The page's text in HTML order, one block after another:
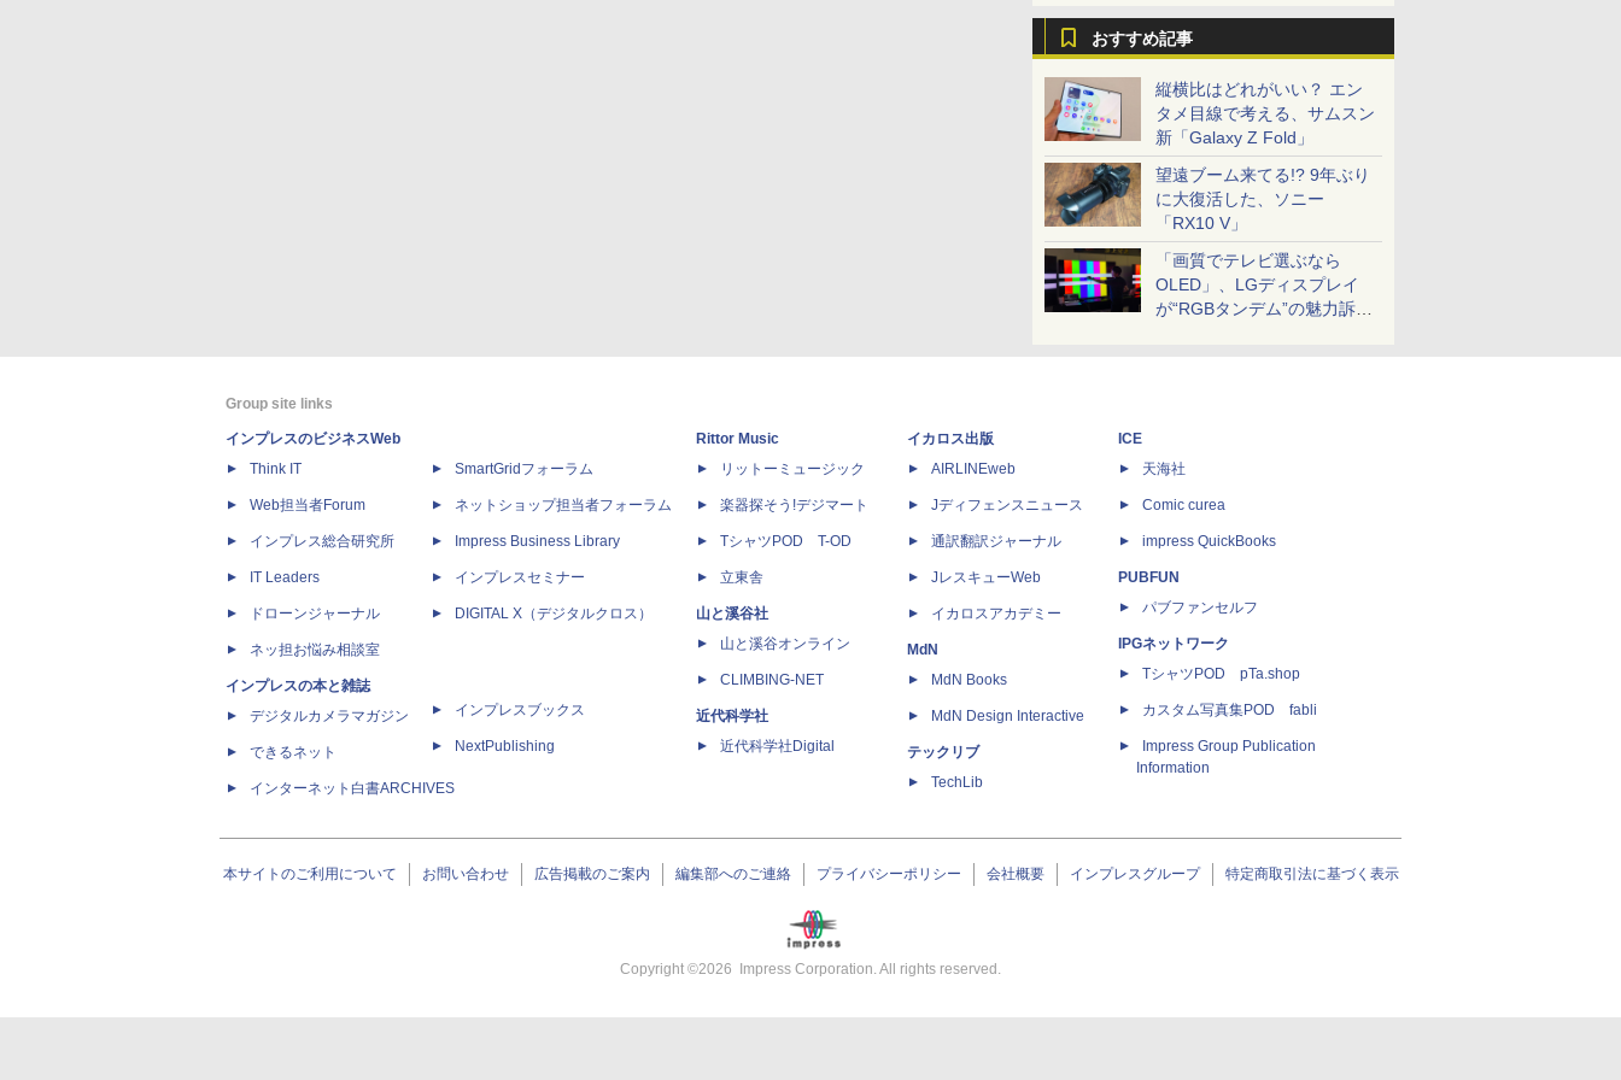
おすすめ記事
縦横比はどれがいい？ エン
タメ目線で考える、サムスン
新「Galaxy Z Fold」
望遠ブーム来てる!? 9年ぶり
に大復活した、ソニー
「RX10 V」
「画質でテレビ選ぶなら
OLED」、LGディスプレイ
が“RGBタンデム”の魅力訴
Group site links
インプレスのビジネスWeb
Think IT
Web担当者Forum
インプレス総合研究所
IT Leaders
ドローンジャーナル
ネッ担お悩み相談室
インプレスの本と雑誌
デジタルカメラマガジン
できるネット
インターネット白書ARCHIVES
SmartGridフォーラム
ネットショップ担当者フォーラム
Impress Business Library
インプレスセミナー
DIGITAL X（デジタルクロス）
インプレスブックス
NextPublishing
Rittor Music
リットーミュージック
楽器探そう!デジマート
TシャツPOD T-OD
立東舎
山と溪谷社
山と溪谷オンライン
CLIMBING-NET
近代科学社
近代科学社Digital
イカロス出版
AIRLINEweb
Jディフェンスニュース
通訳翻訳ジャーナル
JレスキューWeb
イカロスアカデミー
MdN
MdN Books
MdN Design Interactive
テックリブ
TechLib
ICE
天海社
Comic curea
impress QuickBooks
PUBFUN
パブファンセルフ
IPGネットワーク
TシャツPOD pTa.shop
カスタム写真集POD fabli
Impress Group Publication
Information
本サイトのご利用について お問い合わせ 広告掲載のご案内 編集部へのご連絡 プライバシーポリシー 会社概要 インプレスグループ 特定商取引法に基づく表示
Copyright ©2026 Impress Corporation. All rights reserved.